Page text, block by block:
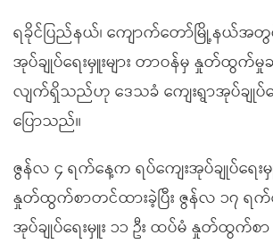
ရခိုင်ပြည်နယ်၊ ကျောက်တော်မြို့နယ်အတွ
အုပ်ချုပ်ရေးမှူးများ တာဝန်မှ နှုတ်ထွက်
လျက်ရှိသည်ဟု ဒေသခံ ကျေးရွာအုပ်ချုပ်ရ
ပြောသည်။
ဇွန်လ ၄ ရက်နေ့က ရပ်ကျေးအုပ်ချုပ်ရေးမှူ
နှုတ်ထွက်စာတင်ထားခဲ့ပြီး ဇွန်လ ၁၇ ရက်
အုပ်ချုပ်ရေးမှူး ၁၁ ဦး ထပ်မံ နှုတ်ထွက်